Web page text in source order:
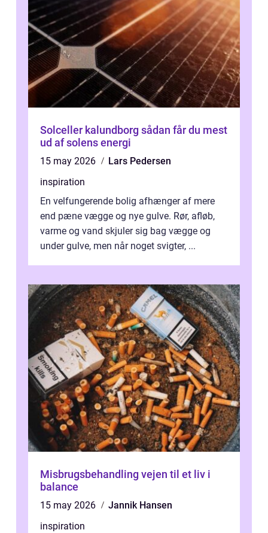
Solceller kalundborg sådan får du mest
ud af solens energi
15 may 2026
Lars Pedersen
inspiration
En velfungerende bolig afhænger af mere
end pæne vægge og nye gulve. Rør, afløb,
varme og vand skjuler sig bag vægge og
under gulve, men når noget svigter, ...
Misbrugsbehandling vejen til et liv i
balance
15 may 2026
Jannik Hansen
inspiration